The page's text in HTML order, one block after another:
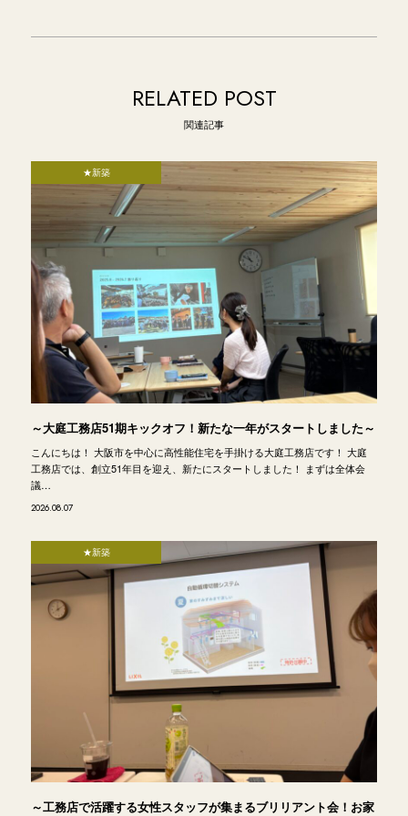
RELATED POST
関連記事
★新築
～大庭工務店51期キックオフ！新たな一年がスタートしました～
こんにちは！ 大阪市を中心に高性能住宅を手掛ける大庭工務店です！ 大庭
工務店では、創立51年目を迎え、新たにスタートしました！ まずは全体会
議…
2026.08.07
★新築
～工務店で活躍する女性スタッフが集まるブリリアント会！お家